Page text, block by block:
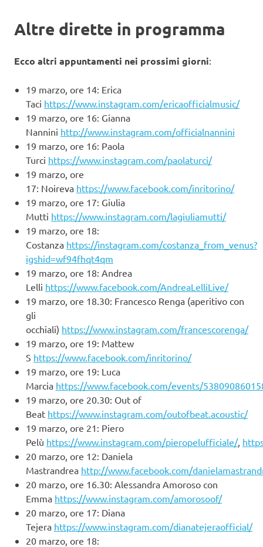
Altre dirette in programma
Ecco altri appuntamenti nei prossimi giorni:
19 marzo, ore 14: Erica
Taci https://www.instagram.com/ericaofficialmusic/
19 marzo, ore 16: Gianna
Nannini http://www.instagram.com/officialnannini
19 marzo, ore 16: Paola
Turci https://www.instagram.com/paolaturci/
19 marzo, ore
17: Noireva https://www.facebook.com/inritorino/
19 marzo, ore 17: Giulia
Mutti https://www.instagram.com/lagiuliamutti/
19 marzo, ore 18:
Costanza https://instagram.com/costanza_from_venus?
igshid=wf94fhqt4qm
19 marzo, ore 18: Andrea
Lelli https://www.facebook.com/AndreaLelliLive/
19 marzo, ore 18.30: Francesco Renga (aperitivo con
gli
occhiali) https://www.instagram.com/francescorenga/
19 marzo, ore 19: Mattew
S https://www.facebook.com/inritorino/
19 marzo, ore 19: Luca
Marcia https://www.facebook.com/events/
19 marzo, ore 20.30: Out of
Beat https://www.instagram.com/outofbeat.acoustic/
19 marzo, ore 21: Piero
Pelù https://www.instagram.com/pieropelufficiale/,
20 marzo, ore 12: Daniela
Mastrandrea http://www.facebook.com/
20 marzo, ore 16.30: Alessandra Amoroso con
Emma https://www.instagram.com/amorosoof/
20 marzo, ore 17: Diana
Tejera https://www.instagram.com/dianatejeraofficial/
20 marzo, ore 18: